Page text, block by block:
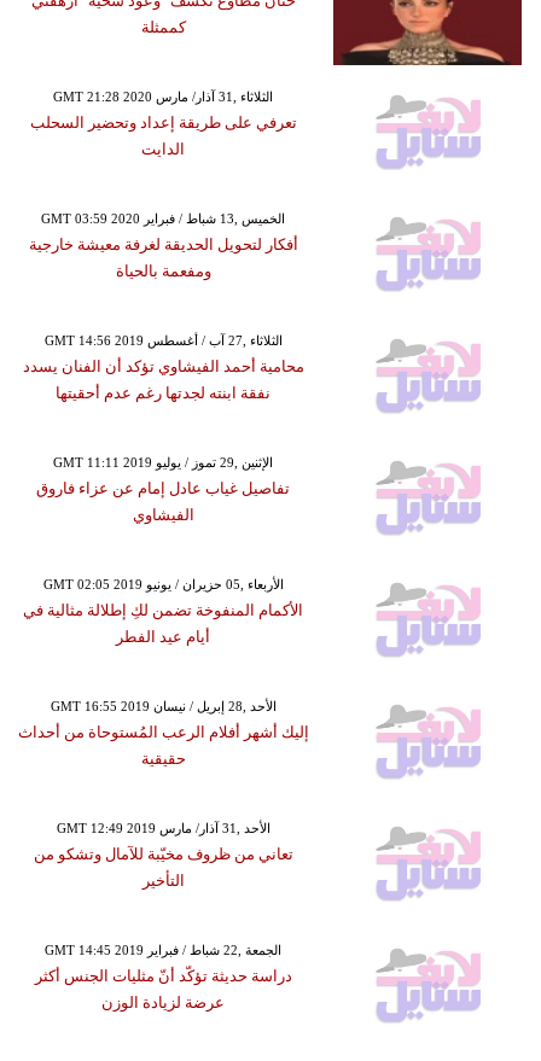
كممثلة
GMT 21:28 2020 الثلاثاء ,31 آذار/ مارس
تعرفي على طريقة إعداد وتحضير السحلب
الدايت
GMT 03:59 2020 الخميس ,13 شباط / فبراير
أفكار لتحويل الحديقة لغرفة معيشة خارجية
ومفعمة بالحياة
GMT 14:56 2019 الثلاثاء ,27 آب / أغسطس
محامية أحمد الفيشاوي تؤكد أن الفنان يسدد
نفقة ابنته لجدتها رغم عدم أحقيتها
GMT 11:11 2019 الإثنين ,29 تموز / يوليو
تفاصيل غياب عادل إمام عن عزاء فاروق
الفيشاوي
GMT 02:05 2019 الأربعاء ,05 حزيران / يونيو
الأكمام المنفوخة تضمن لكِ إطلالة مثالية في
أيام عيد الفطر
GMT 16:55 2019 الأحد ,28 إبريل / نيسان
إليك أشهر أفلام الرعب المُستوحاة من أحداث
حقيقية
GMT 12:49 2019 الأحد ,31 آذار/ مارس
تعاني من ظروف مخيّبة للآمال وتشكو من
التأخير
GMT 14:45 2019 الجمعة ,22 شباط / فبراير
دراسة حديثة تؤكّد أنّ مثليات الجنس أكثر
عرضة لزيادة الوزن